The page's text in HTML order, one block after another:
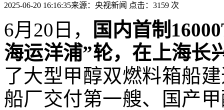
2025-06-20 16:16:35来源：央视新闻 点击：3159 次
6月20日， 国内首制
海运洋浦”轮，在上海长
了大型甲醇双燃料箱船
船厂交付第一艘、国产